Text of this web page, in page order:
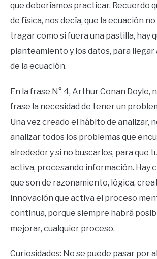
que deberíamos practicar. Recuerdo
de física, nos decía, que la ecuación
tragar como si fuera una pastilla, hay
planteamiento y los datos, para llegar
de la ecuación.
En la frase N° 4, Arthur Conan Doyle,
frase la necesidad de tener un
Una vez creado el hábito de analizar,
analizar todos los problemas que
alrededor y si no buscarlos, para que
activa, procesando información. Hay
que son de razonamiento, lógica,
innovación que activa el proceso
continua, porque siempre habrá
mejorar, cualquier proceso.
Curiosidades: No se puede pasar por